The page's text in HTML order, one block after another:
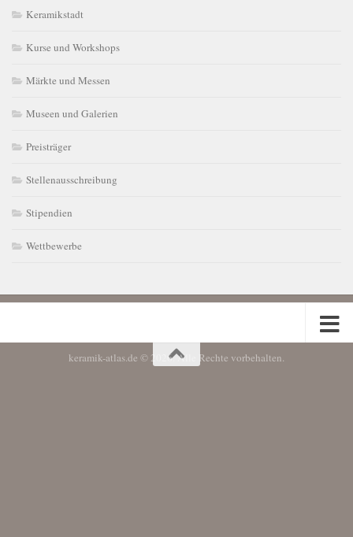
Keramikstadt
Kurse und Workshops
Märkte und Messen
Museen und Galerien
Preisträger
Stellenausschreibung
Stipendien
Wettbewerbe
keramik-atlas.de © 2026. Alle Rechte vorbehalten.